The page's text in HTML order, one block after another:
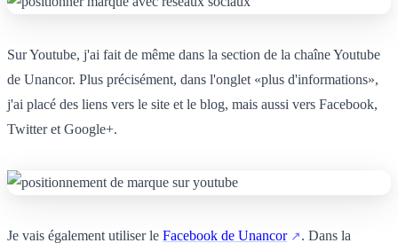
Sur Youtube, j'ai fait de même dans la section de la chaîne Youtube
de Unancor. Plus précisément, dans l'onglet «plus d'informations»,
j'ai placé des liens vers le site et le blog, mais aussi vers Facebook,
Twitter et Google+.
Je vais également utiliser le Facebook de Unancor
. Dans la